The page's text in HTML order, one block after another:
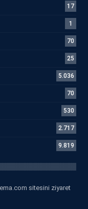
17
1
70
25
5.036
70
530
2.717
9.819
sitesini ziyaret